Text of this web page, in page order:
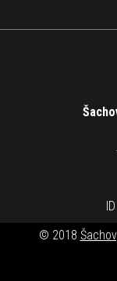
© 2018